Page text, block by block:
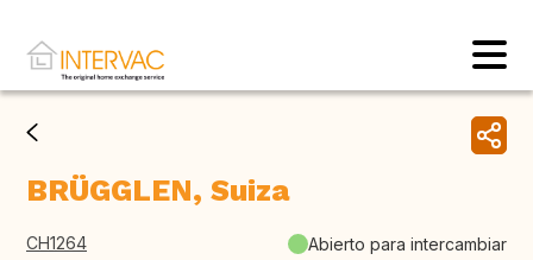
BRÜGGLEN, Suiza
CH1264 Abierto para intercambiar